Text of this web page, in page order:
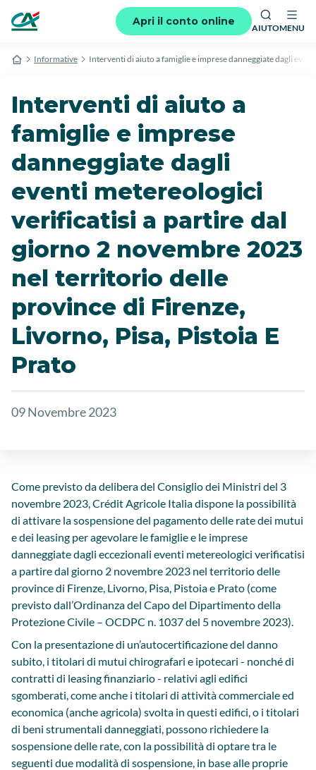
Apri il conto online
AIUTOMENU
Informative Interventi di aiuto a famiglie e imprese danneggiate dagli
Interventi di aiuto a
famiglie e imprese
danneggiate dagli
eventi metereologici
verificatisi a partire dal
giorno 2 novembre 2023
nel territorio delle
province di Firenze,
Livorno, Pisa, Pistoia E
Prato
09 Novembre 2023
Come previsto da delibera del Consiglio dei Ministri del 3
novembre 2023, Crédit Agricole Italia dispone la possibilità
di attivare la sospensione del pagamento delle rate dei mutui
e dei leasing per agevolare le famiglie e le imprese
danneggiate dagli eccezionali eventi metereologici verificatisi
a partire dal giorno 2 novembre 2023 nel territorio delle
province di Firenze, Livorno, Pisa, Pistoia e Prato (come
previsto dall’Ordinanza del Capo del Dipartimento della
Protezione Civile – OCDPC n. 1037 del 5 novembre 2023).
Con la presentazione di un’autocertificazione del danno
subito, i titolari di mutui chirografari e ipotecari - nonché di
contratti di leasing finanziario - relativi agli edifici
sgomberati, come anche i titolari di attività commerciale ed
economica (anche agricola) svolta in questi edifici, o i titolari
di beni strumentali danneggiati, possono richiedere la
sospensione delle rate, con la possibilità di optare tra le
seguenti due modalità di sospensione, in base alle proprie